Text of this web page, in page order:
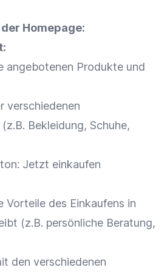
Homepage:
angebotenen Produkte und
verschiedenen
(z.B. Bekleidung, Schuhe,
Jetzt einkaufen
Vorteile des Einkaufens in
(z.B. persönliche Beratung,
den verschiedenen